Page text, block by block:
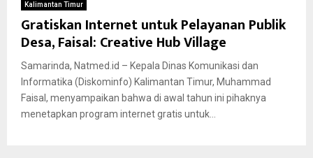
Kalimantan Timur
Gratiskan Internet untuk Pelayanan Publik
Desa, Faisal: Creative Hub Village
Samarinda, Natmed.id – Kepala Dinas Komunikasi dan
Informatika (Diskominfo) Kalimantan Timur, Muhammad
Faisal, menyampaikan bahwa di awal tahun ini pihaknya
menetapkan program internet gratis untuk...